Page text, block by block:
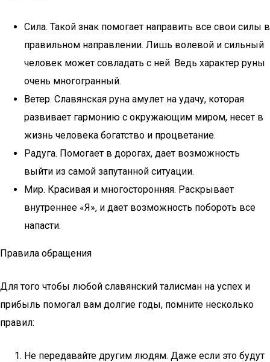
Сила. Такой знак помогает направить все свои силы в
правильном направлении. Лишь волевой и сильный
человек может совладать с ней. Ведь характер руны
очень многогранный.
Ветер. Славянская руна амулет на удачу, которая
развивает гармонию с окружающим миром, несет в
жизнь человека богатство и процветание.
Радуга. Помогает в дорогах, дает возможность
выйти из самой запутанной ситуации.
Мир. Красивая и многосторонняя. Раскрывает
внутреннее «Я», и дает возможность побороть все
напасти.
Правила обращения
Для того чтобы любой славянский талисман на успех и
прибыль помогал вам долгие годы, помните несколько
правил:
Не передавайте другим людям. Даже если это будут